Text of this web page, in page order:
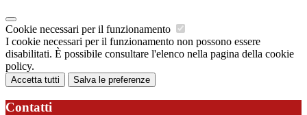
Cookie necessari per il funzionamento
I cookie necessari per il funzionamento non possono essere
disabilitati. È possibile consultare l'elenco nella pagina della cookie
policy.
Accetta tutti Salva le preferenze
Contatti